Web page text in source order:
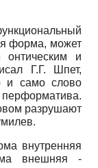
форма, может
и
Г.Г. Шпет,
и само слово
разрушают
внутренняя
внешняя -